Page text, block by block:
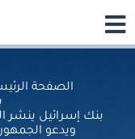
الصفحة
بنك إسرائيل ينشر
ويدعو